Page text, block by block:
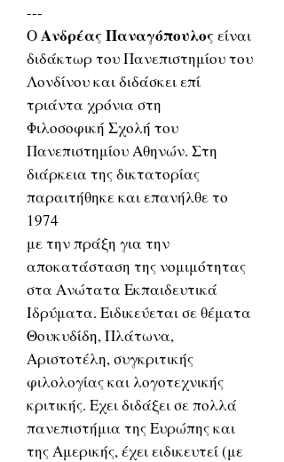
---
ΟΑνδρέας Παναγόπουλος είναι
διδάκτωρ του Πανεπιστημίου του
Λονδίνου και διδάσκει επί
τριάντα χρόνια στη
Φιλοσοφική Σχολή του
Πανεπιστημίου Αθηνών. Στη
διάρκεια της δικτατορίας
παραιτήθηκε και επανήλθε το
1974
με την πράξη για την
αποκατάσταση της νομιμότητας
στα Ανώτατα Εκπαιδευτικά
Ιδρύματα. Ειδικεύεται σε θέματα
Θουκυδίδη, Πλάτωνα,
Αριστοτέλη, συγκριτικής
φιλολογίας και λογοτεχνικής
κριτικής. Εχει διδάξει σε πολλά
πανεπιστήμια της Ευρώπης και
της Αμερικής, έχει ειδικευτεί (με